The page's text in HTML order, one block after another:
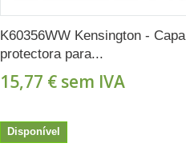
K60356WW Kensington - Capa
protectora para...
15,77 € sem IVA
Disponível